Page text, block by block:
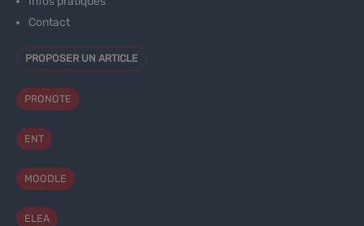
Contact
PROPOSER UN ARTICLE
PRONOTE
ENT
MOODLE
ELEA